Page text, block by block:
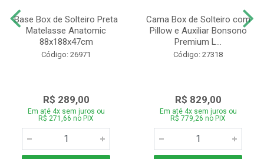
Base Box de Solteiro Preta
Matelasse Anatomic
88x188x47cm
Código: 26971
R$ 289,00
Em até 4x sem juros ou
R$ 271,66 no PIX
Cama Box de Solteiro com
Pillow e Auxiliar Bonsono
Premium L...
Código: 27318
R$ 829,00
Em até 4x sem juros ou
R$ 779,26 no PIX